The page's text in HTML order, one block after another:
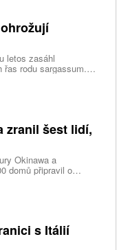
letos zasáhl
rodu sargassum.
po vyplavení rychle
organismů a
zranil šest lidí,
Okinawa a
domů připravil o
záplav a sesuvů
připravují také na
s Itálií